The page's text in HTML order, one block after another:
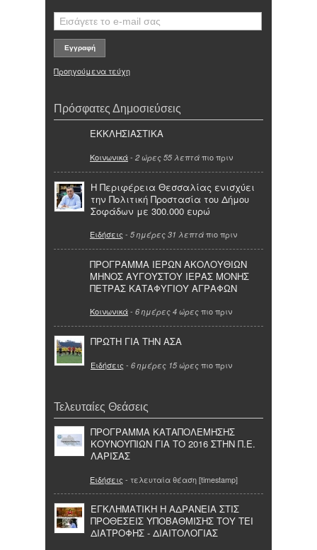
Προηγούμενα τεύχη
Πρόσφατες Δημοσιεύσεις
ΕΚΚΛΗΣΙΑΣΤΙΚΑ
Κοινωνικά- 2 ώρες 55 λεπτά πιο πριν
Η Περιφέρεια Θεσσαλίας ενισχύει
την Πολιτική Προστασία του Δήμου
Σοφάδων με 300.000 ευρώ
Ειδήσεις - 5 ημέρες 31 λεπτά πιο πριν
ΠΡΟΓΡΑΜΜΑ ΙΕΡΩΝ ΑΚΟΛΟΥΘΙΩΝ
ΜΗΝΟΣ ΑΥΓΟΥΣΤΟΥ ΙΕΡΑΣ ΜΟΝΗΣ
ΠΕΤΡΑΣ ΚΑΤΑΦΥΓΙΟΥ ΑΓΡΑΦΩΝ
Κοινωνικά- 6 ημέρες 4 ώρες πιο πριν
ΠΡΩΤΗ ΓΙΑ ΤΗΝ ΑΣΑ
Ειδήσεις - 6 ημέρες 15 ώρες πιο πριν
Τελευταίες Θεάσεις
ΠΡΟΓΡΑΜΜΑ ΚΑΤΑΠΟΛΕΜΗΣΗΣ
ΚΟΥΝΟΥΠΙΩΝ ΓΙΑ ΤΟ 2016 ΣΤΗΝ Π.Ε.
ΛΑΡΙΣΑΣ
Ειδήσεις - τελευταία θέαση [timestamp]
ΕΓΚΛΗΜΑΤΙΚΗ Η ΑΔΡΑΝΕΙΑ ΣΤΙΣ
ΠΡΟΘΕΣΕΙΣ ΥΠΟΒΑΘΜΙΣΗΣ ΤΟΥ ΤΕΙ
ΔΙΑΤΡΟΦΗΣ - ΔΙΑΙΤΟΛΟΓΙΑΣ